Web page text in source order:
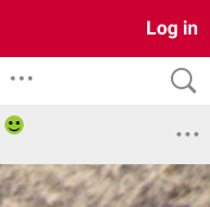
Log in